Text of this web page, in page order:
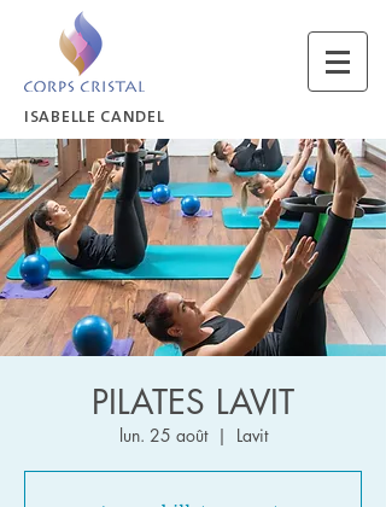
ISABELLE CANDEL
PILATES LAVIT
lun. 25 août
  |
Lavit